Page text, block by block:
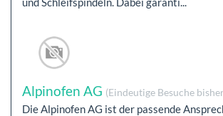
Alpinofen AG (Eindeutige Besuche
Die Alpinofen AG ist der passende